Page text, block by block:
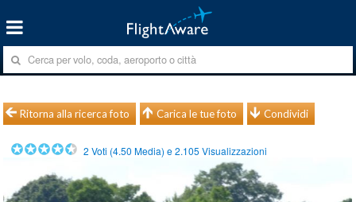
Ritorna alla ricerca foto Carica le tue foto Condividi
2 Voti (4.50 Media) e2.105 Visualizzazioni